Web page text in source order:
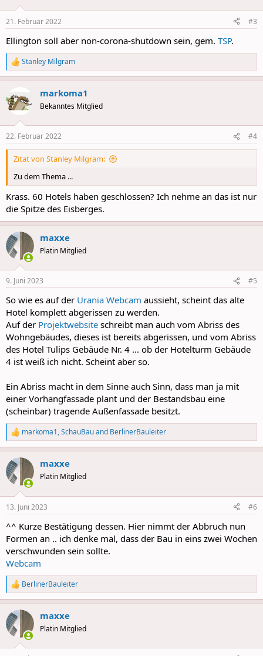
s
21. Februar 2022 #3
Ellington soll aber non-corona-shutdown sein, gem. TSP.
R
e
a
c
t
i
s
:
Stanley Milgram
markoma1
Bekanntes Mitglied
22. Februar 2022 #4
Zitat von Stanley Milgram:
Zu dem Thema ...
Krass. 60 Hotels haben geschlossen? Ich nehme an das ist nur
die Spitze des Eisberges.
maxxe
Platin Mitglied
9. Juni 2023 #5
So wie es auf der Urania Webcam aussieht, scheint das alte
Hotel komplett abgerissen zu werden.
Auf der Projektwebsite schreibt man auch vom Abriss des
Wohngebäudes, dieses ist bereits abgerissen, und vom Abriss
des Hotel Tulips Gebäude Nr. 4 ... ob der Hotelturm Gebäude
4 ist weiß ich nicht. Scheint aber so.
Ein Abriss macht in dem Sinne auch Sinn, dass man ja mit
einer Vorhangfassade plant und der Bestandsbau eine
(scheinbar) tragende Außenfassade besitzt.
R
e
a
c
t
i
s
markoma1,SchauBauand BerlinerBauleiter
maxxe
Platin Mitglied
13. Juni 2023 #6
^^ Kurze Bestätigung dessen. Hier nimmt der Abbruch nun
Formen an .. ich denke mal, dass der Bau in eins zwei Wochen
verschwunden sein sollte.
Webcam
R
e
a
c
t
i
BerlinerBauleiter
maxxe
Platin Mitglied